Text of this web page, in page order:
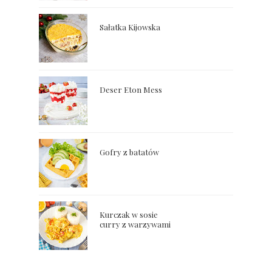
Sałatka Kijowska
Deser Eton Mess
Gofry z batatów
Kurczak w sosie
curry z warzywami